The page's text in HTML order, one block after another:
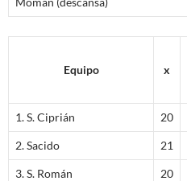
Equipo x
1. S. Ciprián 20
2. Sacido 21
3. S. Román 20